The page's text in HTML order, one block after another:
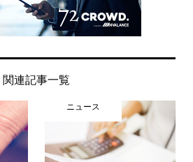
関連記事一覧
ニュース